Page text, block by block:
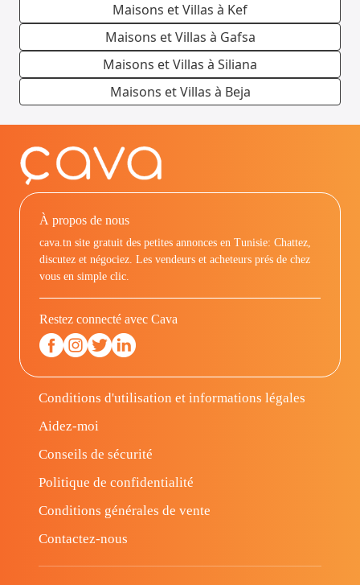
Maisons et Villas à Kef
Maisons et Villas à Gafsa
Maisons et Villas à Siliana
Maisons et Villas à Beja
À propos de nous
cava.tn site gratuit des petites annonces en Tunisie: Chattez,
discutez et négociez. Les vendeurs et acheteurs prés de chez
vous en simple clic.
Restez connecté avec Cava
Conditions d'utilisation et informations légales
Aidez-moi
Conseils de sécurité
Politique de confidentialité
Conditions générales de vente
Contactez-nous